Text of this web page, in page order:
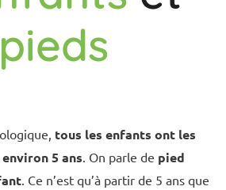
pieds
tous les enfants ont les
5 ans. On parle de pied
. Ce n’est qu’à partir de 5 ans que